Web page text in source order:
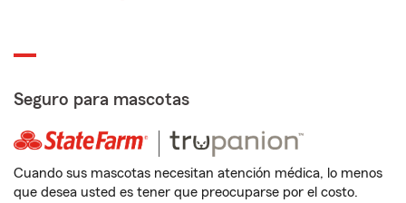
Seguro para mascotas
Cuando sus mascotas necesitan atención médica, lo menos
que desea usted es tener que preocuparse por el costo.